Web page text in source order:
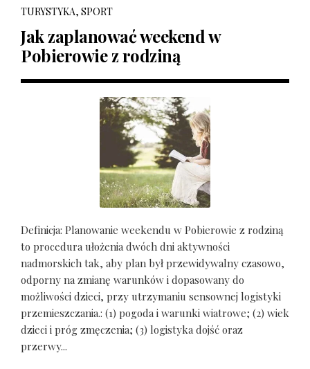
TURYSTYKA, SPORT
Jak zaplanować weekend w
Pobierowie z rodziną
Definicja: Planowanie weekendu w Pobierowie z rodziną
to procedura ułożenia dwóch dni aktywności
nadmorskich tak, aby plan był przewidywalny czasowo,
odporny na zmianę warunków i dopasowany do
możliwości dzieci, przy utrzymaniu sensownej logistyki
przemieszczania.: (1) pogoda i warunki wiatrowe; (2) wiek
dzieci i próg zmęczenia; (3) logistyka dojść oraz
przerwy...